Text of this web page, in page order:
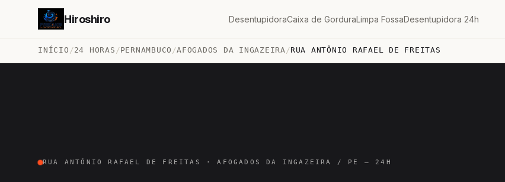
Hiroshiro DesentupidoraCaixa de GorduraLimpa FossaDesentupidora 24h
INÍCIO /24 HORAS /PERNAMBUCO /AFOGADOS DA INGAZEIRA /RUA ANTÔNIO RAFAEL DE FREITAS
RUA ANTÔNIO RAFAEL DE FREITAS · AFOGADOS DA INGAZEIRA / PE — 24H